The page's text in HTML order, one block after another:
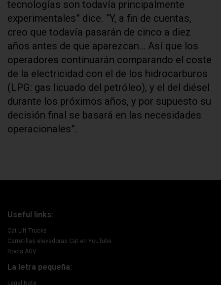
tecnologías son todavía principalmente
experimentales” dice. “Y, a fin de cuentas,
creo que todavía pasarán de cinco a diez
años antes de que aparezcan… Así que los
operadores continuarán comparando el coste
de la electricidad con el de los hidrocarburos
(LPG: gas licuado del petróleo), y el del diésel
durante los próximos años, y por supuesto su
decisión final se basará en las necesidades
operacionales”.
Useful links:
Cat Lift Trucks
Carretillas elevadoras Cat en YouTube
Rocla AGV
La letra pequeña:
Legal Note